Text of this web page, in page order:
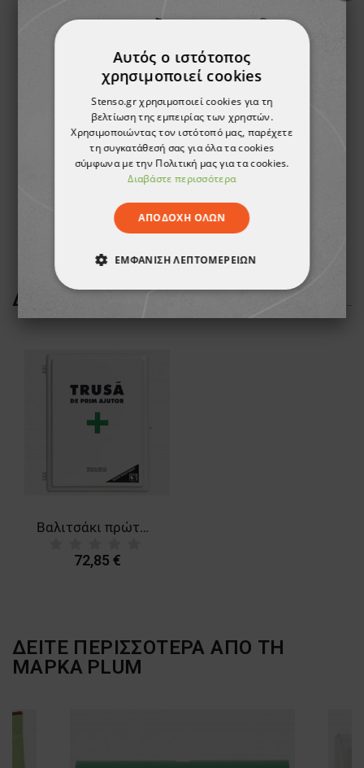
Ασπίδιο προστασίας προσώπου SP 25 ELASTIC
5,27 €
ΔΕΊΤΕ ΠΕΡΙΣΣΌΤΕΡΑ
Βαλιτσάκι πρώτων βοηθειών VESTA
72,85 €
ΔΕΙΤΕ ΠΕΡΙΣΣΟΤΕΡΑ ΑΠΟ ΤΗ
ΜΑΡΚΑ PLUM
Αυτός ο ιστότοπος
χρησιμοποιεί cookies
Stenso.gr χρησιμοποιεί cookies για τη
βελτίωση της εμπειρίας των χρηστών.
Χρησιμοποιώντας τον ιστότοπό μας, παρέχετε
τη συγκατάθεσή σας για όλα τα cookies
σύμφωνα με την Πολιτική μας για τα cookies.
Διαβάστε περισσότερα
ΑΠΟΔΟΧΉ ΌΛΩΝ
ΕΜΦΆΝΙΣΗ ΛΕΠΤΟΜΕΡΕΙΏΝ
ΑΠΟΛΎΤΩΣ ΑΠΑΡΑΊΤΗΤΑ